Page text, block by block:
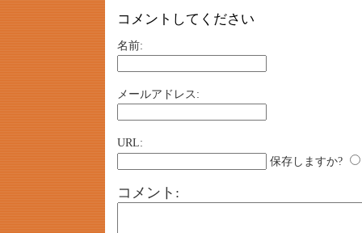
コメントしてください
名前:
メールアドレス:
URL:
保存しますか?
コメント: